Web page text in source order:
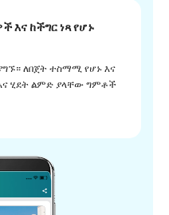
እና ከችግር ነጻ የሆኑ
ለበጀት ተስማሚ የሆኑ እና
እና ሂደት ልምድ ያላቸው ግምቶች